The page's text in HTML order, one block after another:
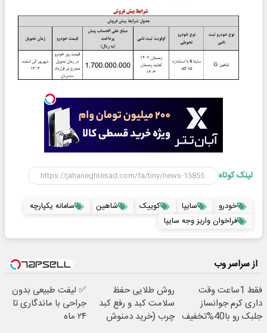
لینک کوتاه
خودرو سایپا کوییک شاهین
سامانه یکپارچه
فراخوان واریز وجه سایپا
از سراسر وب
فقط 1ساعت وقت
داری کرم جوانساز
جلبک رو با40%تخفیف
روش طلایی حفظ
سلامت کبد و رفع کبد
چرب (خرید دمنوش
✅ لیفت طبیعی بدون
جراحی با ماندگاری تا
۲۴ ماه